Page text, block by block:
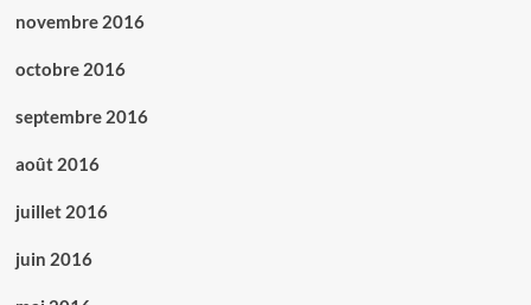
novembre 2016
octobre 2016
septembre 2016
août 2016
juillet 2016
juin 2016